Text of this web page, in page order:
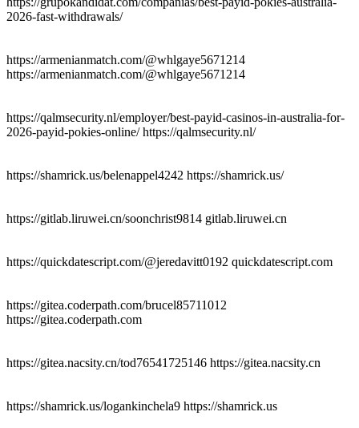
2026-fast-withdrawals/
https://armenianmatch.com/@whlgaye5671214
https://armenianmatch.com/@whlgaye5671214
https://qalmsecurity.nl/employer/best-payid-casinos-in-australia-for-
2026-payid-pokies-online/ https://qalmsecurity.nl/
https://shamrick.us/belenappel4242 https://shamrick.us/
https://gitlab.liruwei.cn/soonchrist9814 gitlab.liruwei.cn
https://quickdatescript.com/@jeredavitt0192 quickdatescript.com
https://gitea.coderpath.com/brucel85711012
https://gitea.coderpath.com
https://gitea.nacsity.cn/tod76541725146 https://gitea.nacsity.cn
https://shamrick.us/logankinchela9 https://shamrick.us